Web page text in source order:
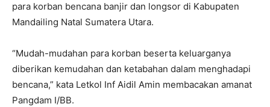
para korban bencana banjir dan longsor di Kabupaten
Mandailing Natal Sumatera Utara.
“Mudah-mudahan para korban beserta keluarganya
diberikan kemudahan dan ketabahan dalam menghadapi
bencana,” kata Letkol Inf Aidil Amin membacakan amanat
Pangdam I/BB.